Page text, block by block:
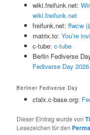
wiki.freifunk.net:
wiki.freifunk.net
freifunk.net: ffwcw
matrix.to: You’re
c-tube: c-tube
Berlin Fediverse
Fediverse Day 2026
Berliner Fediverse Day
ctalx.c-base.org:
Dieser Eintrag wurde von
Lesezeichen für den